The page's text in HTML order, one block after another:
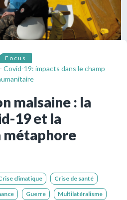
Focus
Covid-19: impacts dans le champ
malsaine : la
19 et la
métaphore
climatique Crise de santé
Guerre Multilatéralisme